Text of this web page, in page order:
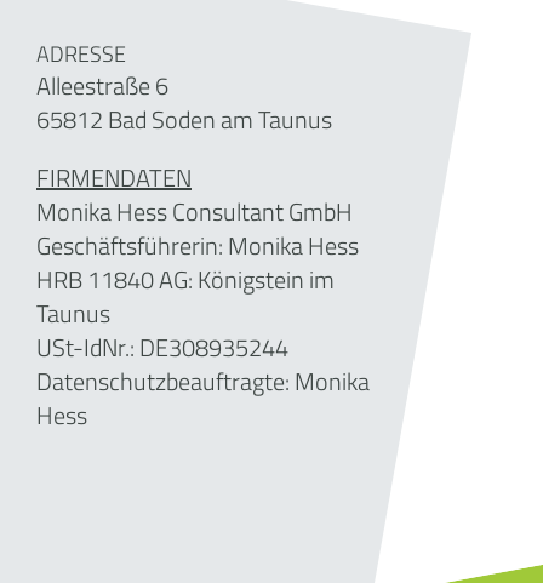
ADRESSE
Alleestraße 6
65812 Bad Soden am Taunus
FIRMENDATEN
Monika Hess Consultant GmbH
Geschäftsführerin: Monika Hess
HRB 11840 AG: Königstein im
Taunus
USt-IdNr.: DE308935244
Datenschutzbeauftragte: Monika
Hess